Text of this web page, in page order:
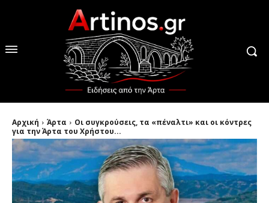
Αρχική Άρτα
Οι συγκρούσεις, τα «πέναλτι» και οι κόντρες
για την Άρτα του Χρήστου...